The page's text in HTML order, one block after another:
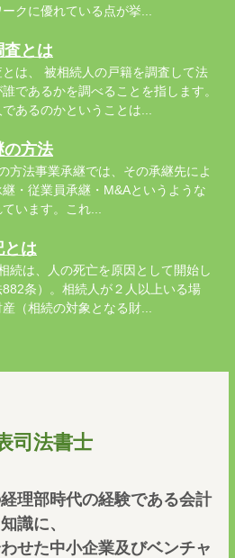
クに優れている点が挙...
査とは
は、 被相続人の戸籍を調査して法
であるかを調べることを指します。
あるのかということは...
の方法
方法事業承継では、その承継先によ
継・従業員承継・M&Aというような
います。これ...
とは
続は、人の死亡を原因として開始し
882条）。相続人が２人以上いる場
（相続の対象となる財...
司法書士
理部時代の経験である会計
知識に、
せた中小企業及びベンチャ